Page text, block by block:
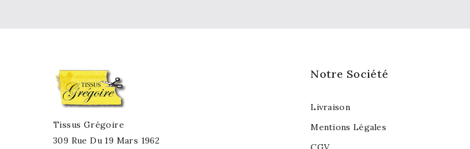
Notre Société
Livraison
Mentions Légales
Tissus Grégoire
309 Rue Du 19 Mars 1962